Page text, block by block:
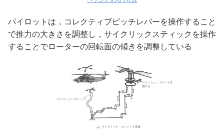
パイロットは，コレクティブピッチレバーを操作すること
で推力の大きさを調整し，サイクリックスティックを操作
することでローターの回転面の傾きを調整している